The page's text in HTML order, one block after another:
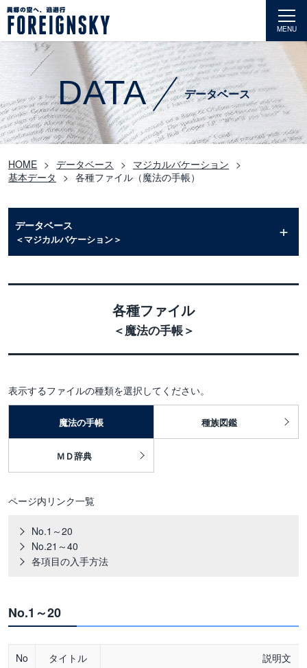
MENU
DATA データベース
HOME データベース
マジカルバケーション
基本データ
各種ファイル（魔法の手帳）
各種ファイル
＜魔法の手帳＞
表示するファイルの種類を選択してください。
魔法の手帳 種族図鑑
ＭＤ辞典
ページ内リンク一覧
No.1～20
No.21～40
各項目の入手方法
No.1～20
No タイトル 説明文
データベース
＜マジカルバケーション＞